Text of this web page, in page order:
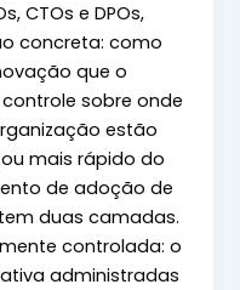
CTOs e DPOs,
concreta: como
que o
sobre onde
estão
mais rápido do
de adoção de
duas camadas.
controlada: o
administradas